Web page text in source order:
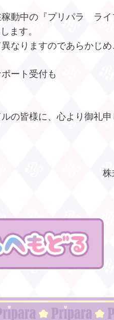
動中の『プリパラ ライ
ます。
なりますのであらかじめ
ート受付も
の皆様に、心より御礼申
株